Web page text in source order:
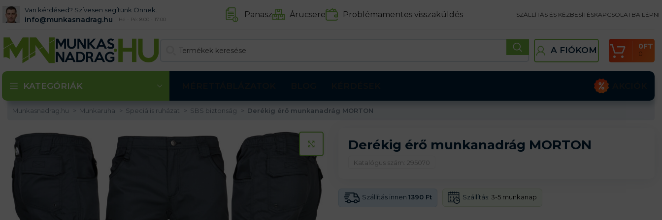
Van kérdésed? Szívesen segítünk Önnek.
info@munkasnadrag.hu Hé - Pé: 8:00 - 17:00 Panasz Árucsere Problémamentes visszaküldés SZÁLLÍTÁS ÉS KÉZBESÍTÉSKAPCSOLATBA LÉPNI
A FIÓKOM 0
0FT
KATEGÓRIÁK
Munkasnadrag.hu Munkaruha Speciális ruházat SBS biztonság Derékig érő munkanadrág MORTON
KATTINTS A KINAGYÍTÁSHOZ
Derékig érő munkanadrág MORTON
Katalógus szám: 295070
Szállítás innen 1390 Ft Szállítás: 3-5 munkanap